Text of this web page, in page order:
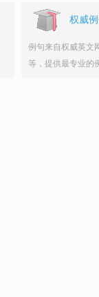
权威
例句来自权威英文
等，提供最专业的